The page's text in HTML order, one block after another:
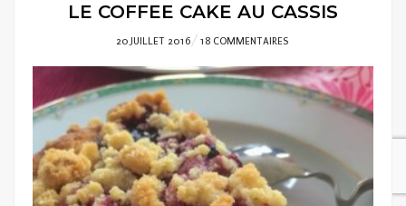
LE COFFEE CAKE AU CASSIS
POSTED
ON
20 JUILLET 2016 18 COMMENTAIRES